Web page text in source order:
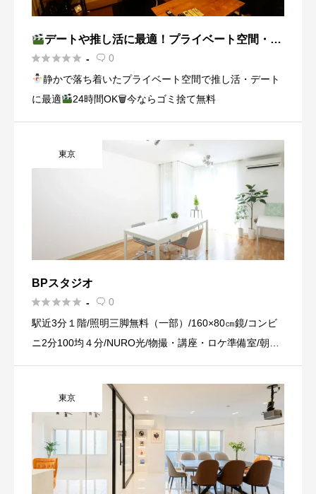
デートや推し活に最適！プライベート空間・日
本橋の綺麗な部屋
 -  0
静かで落ち着いたプライベート空間で推し活・デート
に最適
24時間OK🗑今ならゴミ捨て無料
東京
BPスタジオ
 -  0
駅近3分１階/照明三脚無料（一部）/160×80㎝鏡/コンビ
ニ2分100均４分/NURO光/物撮・講座・ロケ準備室/朝6
東京